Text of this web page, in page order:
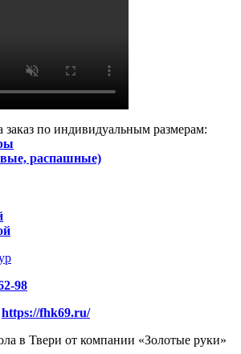
заказ по индивидуальным размерам:
распашные)
98
https://fhk69.ru/
в Твери от компании «Золотые руки»